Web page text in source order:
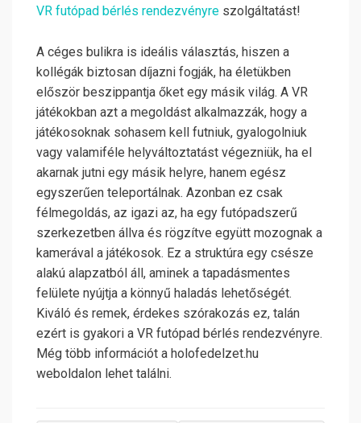
VR futópad bérlés rendezvényre szolgáltatást!
A céges bulikra is ideális választás, hiszen a
kollégák biztosan díjazni fogják, ha életükben
először beszippantja őket egy másik világ. A VR
játékokban azt a megoldást alkalmazzák, hogy a
játékosoknak sohasem kell futniuk, gyalogolniuk
vagy valamiféle helyváltoztatást végezniük, ha el
akarnak jutni egy másik helyre, hanem egész
egyszerűen teleportálnak. Azonban ez csak
félmegoldás, az igazi az, ha egy futópadszerű
szerkezetben állva és rögzítve együtt mozognak a
kamerával a játékosok. Ez a struktúra egy csésze
alakú alapzatból áll, aminek a tapadásmentes
felülete nyújtja a könnyű haladás lehetőségét.
Kiváló és remek, érdekes szórakozás ez, talán
ezért is gyakori a VR futópad bérlés rendezvényre.
Még több információt a holofedelzet.hu
weboldalon lehet találni.